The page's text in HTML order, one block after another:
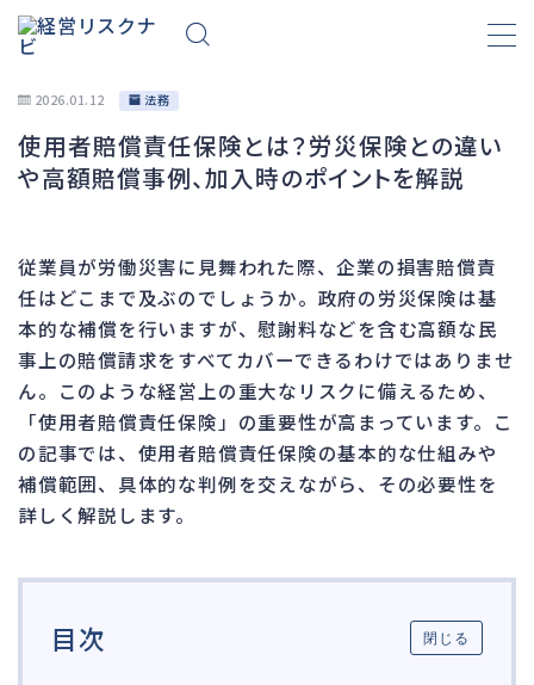
財務 657
資金繰り 192
資産売却 189
法務
差押・強制執行 225
法令違反・行政処分 312
訴訟・不正 281
損害賠償・知的財産 272
経営 157
人事労務
2026.01.12 法務
使用者賠償責任保険とは？労災保険との違い
や高額賠償事例、加入時のポイントを解説
従業員が労働災害に見舞われた際、企業の損害賠償責
任はどこまで及ぶのでしょうか。政府の労災保険は基
本的な補償を行いますが、慰謝料などを含む高額な民
事上の賠償請求をすべてカバーできるわけではありませ
ん。このような経営上の重大なリスクに備えるため、
「使用者賠償責任保険」の重要性が高まっています。こ
の記事では、使用者賠償責任保険の基本的な仕組みや
補償範囲、具体的な判例を交えながら、その必要性を
詳しく解説します。
閉じる
目次